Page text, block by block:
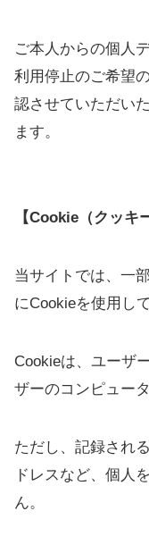
ご本人からの個人
利用停止のご希望
認させていただい
ます。
【Cookie（クッキ
当サイトでは、一
にCookieを使用し
Cookieは、ユーザ
ザーのコンピュー
ただし、記録され
ドレスなど、個人
ん。